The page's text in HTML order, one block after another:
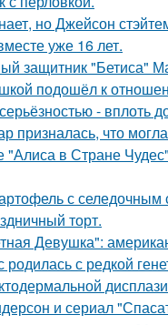
но Джейсон
уже 16 лет.
защитник "Бетиса"
подошёл к
- вплоть
призналась, что
"Алиса в Стране
с селедочным
торт.
Девушка":
с редкой
и сериал